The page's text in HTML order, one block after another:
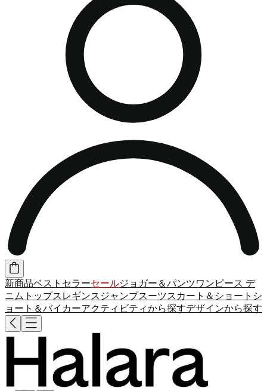
新商品ベストセラーセールジョガー＆パンツワンピース デ
ニム トップス レギンス ジャンプスーツスカート＆ショート シ
ョート＆バイカーアクティビティから探すデザインから探す